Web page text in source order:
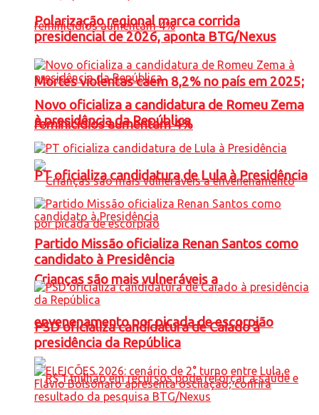
Mortes violentas caem 8,2% no país em 2025;
feminicídios aumentam 4%
Crianças são mais vulneráveis a
envenenamento por picada de escorpião
Polarização regional marca corrida
presidencial de 2026, aponta BTG/Nexus
Novo oficializa a candidatura de Romeu Zema
à presidência da República
PT oficializa candidatura de Lula à Presidência
Partido Missão oficializa Renan Santos como
candidato à Presidência
PSD oficializa candidatura de Caiado à
presidência da República